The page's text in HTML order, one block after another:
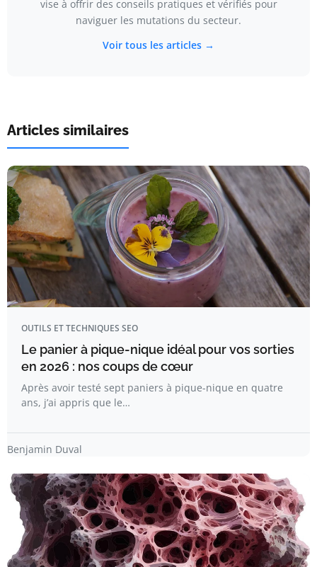
vise à offrir des conseils pratiques et vérifiés pour
naviguer les mutations du secteur.
Voir tous les articles →
Articles similaires
OUTILS ET TECHNIQUES SEO
Le panier à pique-nique idéal pour vos sorties
en 2026 : nos coups de cœur
Après avoir testé sept paniers à pique-nique en quatre
ans, j’ai appris que le…
Benjamin Duval